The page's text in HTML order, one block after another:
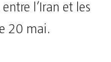
l’Iran et les
20 mai.